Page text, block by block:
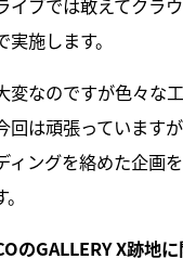
施します。
変なのですが色々な
回は頑張っています
ィングを絡めた企画
のGALLERY X跡地